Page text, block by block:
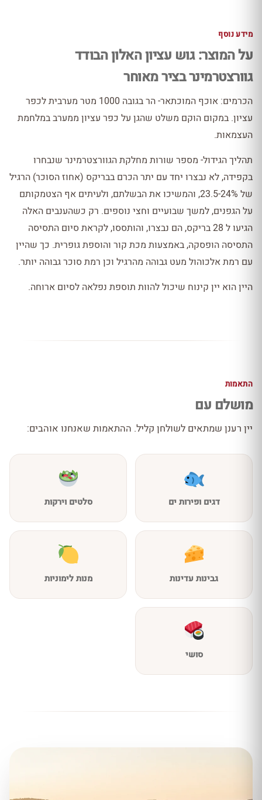
מידע נוסף
על המוצר: גוש עציון האלון הבודד
גוורצטרמינר בציר מאוחר
הכרמים: אוכף המוכתאר- הר בגובה 1000 מטר מערבית לכפר
עציון. במקום הוקם משלט שהגן על כפר עציון ממערב במלחמת
העצמאות.
תהליך הגידול- מספר שורות מחלקת הגוורצטרמינר שנבחרו
בקפידה, לא נבצרו יחד עם יתר הכרם בבריקס (אחוז הסוכר) הרגיל
של 23.5-24%, והמשיכו את הבשלתם, ולעיתים אף הצטמקותם
על הגפנים, למשך שבועיים וחצי נוספים. רק כשהענבים האלה
הגיעו ל 28 בריקס, הם נבצרו, והותססו, לקראת סיום התסיסה
התסיסה הופסקה, באמצעות מכת קור והוספת גופרית. כך שהיין
עם רמת אלכוהול מעט גבוהה מהרגיל וכן רמת סוכר גבוהה יותר.
היין הוא יין קינוח שיכול להוות תוספת נפלאה לסיום ארוחה.
התאמות
מושלם עם
יין רענן שמתאים לשולחן קליל. ההתאמות שאנחנו אוהבים:
דגים ופירות ים סלטים וירקות
גבינות עדינות מנות לימוניות
סושי